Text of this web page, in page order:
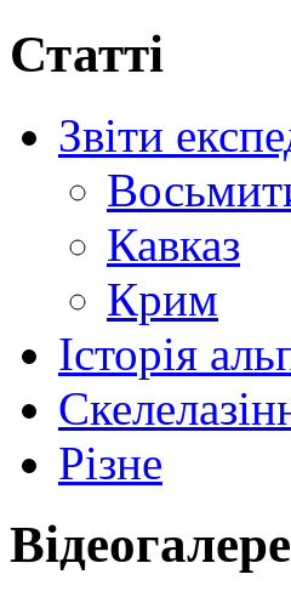
Статті
Звіти
Кавказ
Крим
Історія
Різне